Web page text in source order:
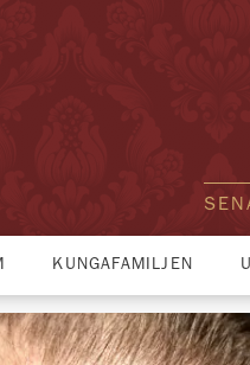
KUNGAFAMILJEN